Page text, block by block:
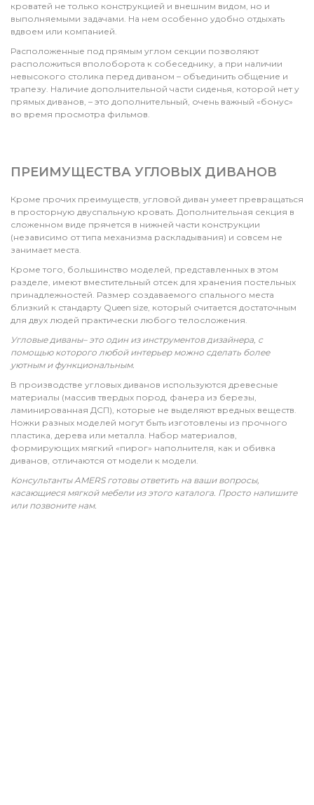
кроватей не только конструкцией и внешним видом, но и
выполняемыми задачами. На нем особенно удобно отдыхать
вдвоем или компанией.
Расположенные под прямым углом секции позволяют
расположиться вполоборота к собеседнику, а при наличии
невысокого столика перед диваном – объединить общение и
трапезу. Наличие дополнительной части сиденья, которой нет у
прямых диванов, – это дополнительный, очень важный «бонус»
во время просмотра фильмов.
ПРЕИМУЩЕСТВА УГЛОВЫХ ДИВАНОВ
Кроме прочих преимуществ, угловой диван умеет превращаться
в просторную двуспальную кровать. Дополнительная секция в
сложенном виде прячется в нижней части конструкции
(независимо от типа механизма раскладывания) и совсем не
занимает места.
Кроме того, большинство моделей, представленных в этом
разделе, имеют вместительный отсек для хранения постельных
принадлежностей. Размер создаваемого спального места
близкий к стандарту Queen size, который считается достаточным
для двух людей практически любого телосложения.
Угловые диваны– это один из инструментов дизайнера, с
помощью которого любой интерьер можно сделать более
уютным и функциональным.
В производстве угловых диванов используются древесные
материалы (массив твердых пород, фанера из березы,
ламинированная ДСП), которые не выделяют вредных веществ.
Ножки разных моделей могут быть изготовлены из прочного
пластика, дерева или металла. Набор материалов,
формирующих мягкий «пирог» наполнителя, как и обивка
диванов, отличаются от модели к модели.
Консультанты AMERS готовы ответить на ваши вопросы,
касающиеся мягкой мебели из этого каталога. Просто напишите
или позвоните нам.